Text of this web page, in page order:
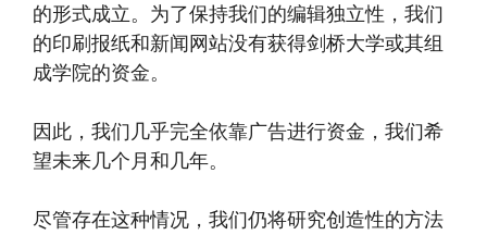
的形式成立。为了保持我们的编辑独立性，我们
的印刷报纸和新闻网站没有获得剑桥大学或其组
成学院的资金。
因此，我们几乎完全依靠广告进行资金，我们希
望未来几个月和几年。
尽管存在这种情况，我们仍将研究创造性的方法